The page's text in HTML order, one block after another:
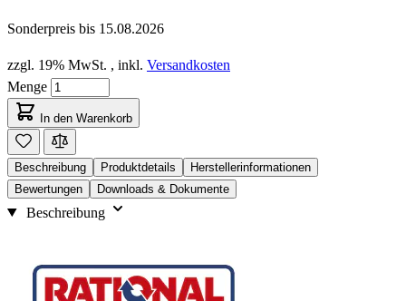
Sonderpreis bis 15.08.2026
zzgl. 19% MwSt. , inkl. Versandkosten
Menge
In den Warenkorb
Beschreibung Produktdetails
Herstellerinformationen
Bewertungen
Downloads & Dokumente
Beschreibung